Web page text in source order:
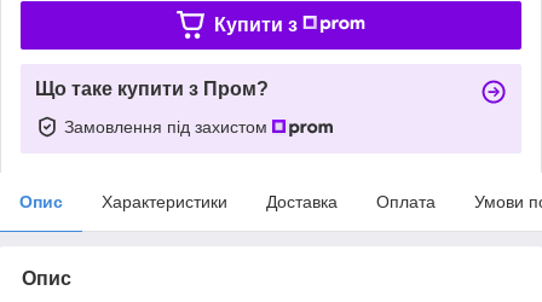
Купити з
Що таке купити з Пром?
Замовлення під захистом
Опис Характеристики Доставка Оплата Умови
Опис